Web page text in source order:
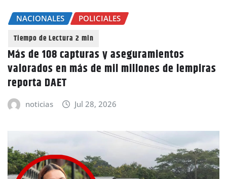
NACIONALES POLICIALES
Más de 108 capturas y aseguramientos
valorados en más de mil millones de lempiras
reporta DAET
noticias Jul 28, 2026